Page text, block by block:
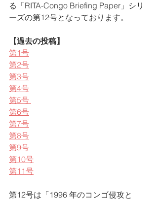
る「RITA-Congo Briefing Paper」シリ
ーズの第12号となっております。
【過去の投稿】
第1号
第2号
第3号
第4号
第5号
第6号
第7号
第8号
第9号
第10号
第11号
第12号は「1996 年のコンゴ侵攻と